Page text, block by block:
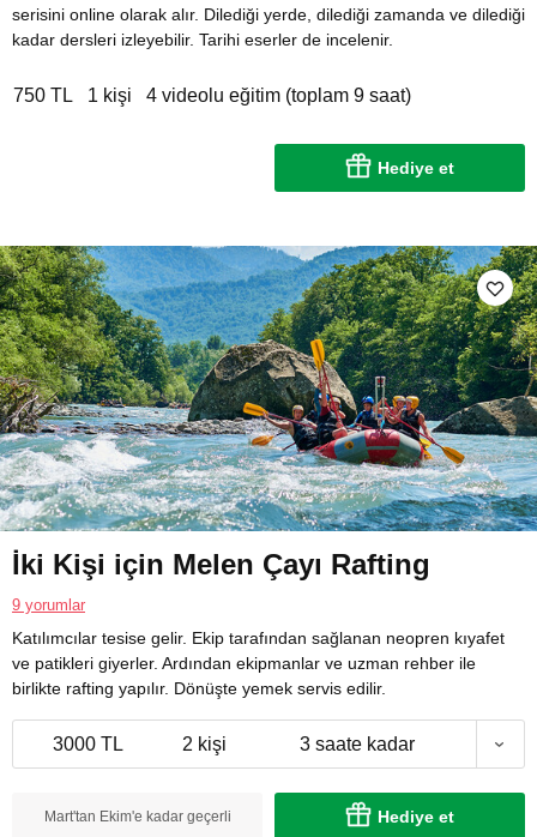
serisini online olarak alır. Dilediği yerde, dilediği zamanda ve dilediği
kadar dersleri izleyebilir. Tarihi eserler de incelenir.
750 TL 1 kişi 4 videolu eğitim (toplam 9 saat)
Hediye et
İki Kişi için Melen Çayı Rafting
9 yorumlar
Katılımcılar tesise gelir. Ekip tarafından sağlanan neopren kıyafet
ve patikleri giyerler. Ardından ekipmanlar ve uzman rehber ile
birlikte rafting yapılır. Dönüşte yemek servis edilir.
3000 TL 2 kişi 3 saate kadar
Mart'tan Ekim'e kadar geçerli Hediye et